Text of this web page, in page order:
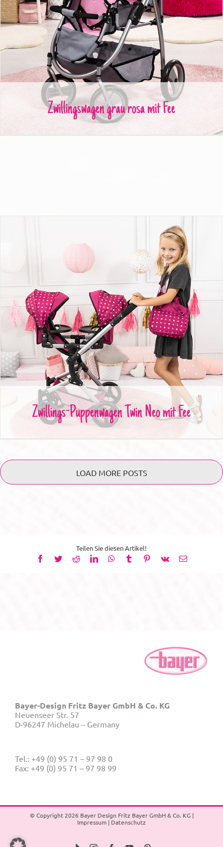
Zwillingswagen grau rosa mit Fee
Zwillingswagen grau rosa mit Fee
Zwillings-Puppenwagen Twin Neo mit Fee
Zwillings-Puppenwagen Twin Neo mit Fee
LOAD MORE POSTS
Teilen Sie diesen Artikel!
Facebook
TwitterRedditLinkedInWhatsApp
TumblrPinterest
Vk
E-
Bayer-Design Fritz Bayer GmbH & Co. KG
Neuenseer Str. 57
D-96247 Michelau – Germany
Tel.: +49 (0) 95 71 – 97 98 0
Fax: +49 (0) 95 71 – 97 98 99
© Copyright 2026 Bayer Design Fritz Bayer GmbH & Co. KG |
Impressum | Datenschutz